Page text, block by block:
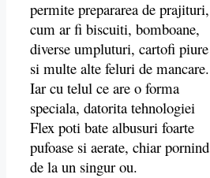
permite prepararea de prajituri,
cum ar fi biscuiti, bomboane,
diverse umpluturi, cartofi piure
si multe alte feluri de mancare.
Iar cu telul ce are o forma
speciala, datorita tehnologiei
Flex poti bate albusuri foarte
pufoase si aerate, chiar pornind
de la un singur ou.